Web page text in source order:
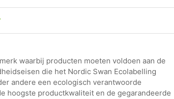
waarbij producten moeten voldoen aan de
die het Nordic Swan Ecolabelling
andere een ecologisch verantwoorde
hoogste productkwaliteit en de gegarandeerde